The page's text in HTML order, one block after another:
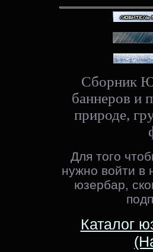
Сборник
баннеров и
природе,
Для того
нужно войти в
юзербар,
Каталог